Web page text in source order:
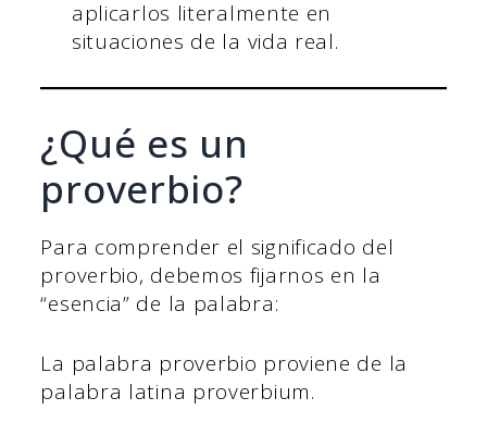
aplicarlos literalmente en
situaciones de la vida real.
¿Qué es un
proverbio?
Para comprender el significado del
proverbio, debemos fijarnos en la
“esencia” de la palabra:
La palabra proverbio proviene de la
palabra latina proverbium.